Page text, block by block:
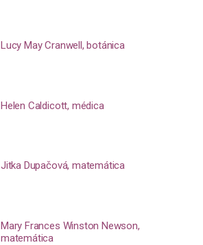
Lucy May Cranwell, botánica
Helen Caldicott, médica
Jitka Dupačová, matemática
Mary Frances Winston Newson,
matemática